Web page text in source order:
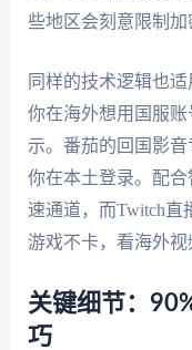
些地区会刻意限制加
同样的技术逻辑也
你在海外想用国服
示。番茄的回国影
你在本土登录。配
速通道，而Twitch直
游戏不卡，看海外视
关键细节：
巧